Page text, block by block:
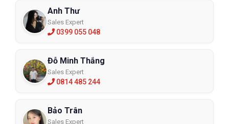
Anh Thư
Sales Expert
0399 055 048
Đỗ Minh Thắng
Sales Expert
0814 485 244
Bảo Trân
Sales Expert